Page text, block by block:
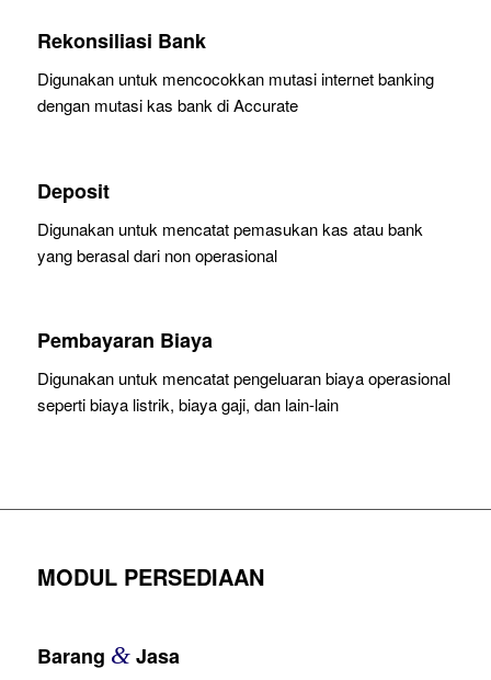
Rekonsiliasi Bank
Digunakan untuk mencocokkan mutasi internet banking
dengan mutasi kas bank di Accurate
Deposit
Digunakan untuk mencatat pemasukan kas atau bank
yang berasal dari non operasional
Pembayaran Biaya
Digunakan untuk mencatat pengeluaran biaya operasional
seperti biaya listrik, biaya gaji, dan lain-lain
MODUL PERSEDIAAN
Barang &Jasa